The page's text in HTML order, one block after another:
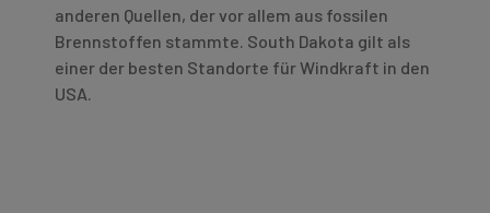
anderen Quellen, der vor allem aus fossilen
Brennstoffen stammte. South Dakota gilt als
einer der besten Standorte für Windkraft in den
USA.